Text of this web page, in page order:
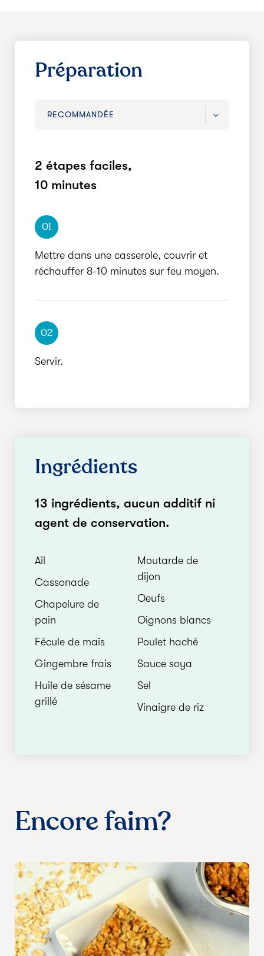
Préparation
RECOMMANDÉE
RAPIDE
2 étapes faciles,
10 minutes
01
Mettre dans une casserole, couvrir et
réchauffer 8-10 minutes sur feu moyen.
02
Servir.
Ingrédients
13 ingrédients, aucun additif ni
agent de conservation.
Ail
Cassonade
Chapelure de
pain
Fécule de maïs
Gingembre frais
Huile de sésame
grillé
Moutarde de
dijon
Oeufs
Oignons blancs
Poulet haché
Sauce soya
Sel
Vinaigre de riz
Encore faim?